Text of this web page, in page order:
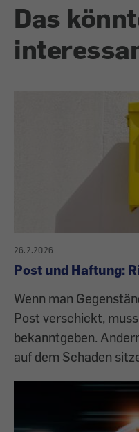
Das
26.2.2026
Post und Haftung:
Wenn man
Post verschickt,
bekanntgeben.
auf dem Schaden